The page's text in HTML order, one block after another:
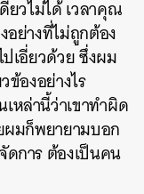
ยวไม่ได้ เวลาคุณ
อย่างที่ไม่ถูกต้อง
เอี่ยวด้วย ซึ่งผม
ข้องอย่างไร
หล่านี้ว่าเขาทำผิด
ผมก็พยายามบอก
การ ต้องเป็นคน